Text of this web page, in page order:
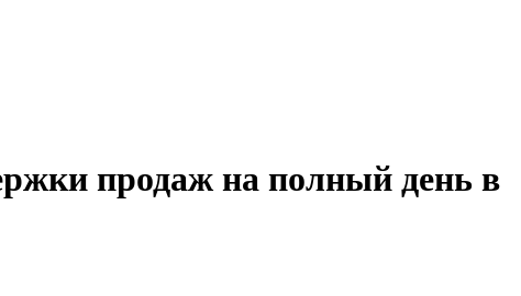
продаж на полный день в